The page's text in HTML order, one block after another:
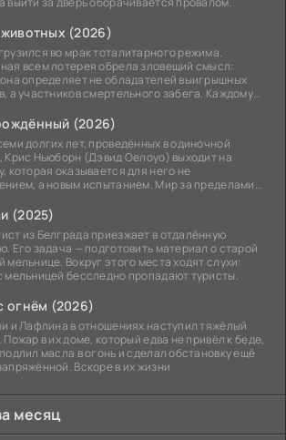
животных (2026)
во мрак тоталитарного режима.
всем лотерея обрела зловещий смысл:
определяет не обладателей выигрышных
а участников смертельного забега. Каждому
(2026)
долгих лет, проведённых в одиночной
Крис Ньюборн (Дэвид Оелоуо) выходит на
которая оказывается для него не
а новым испытанием. Мир за пределами
(2025)
из Белграда приезжает в отдалённую
Его задача — подготовить материал о старой
мельнице. Вокруг этого места ходят слухи:
мельницей бесследно пропадают туристы.
огнём (2026)
и Лафлина в отношениях наступил тяжёлый
Пожар в их доме, который едва не привёл к беде,
масла в огонь и сделал обстановку ещё
Вскоре в их жизни
месяц